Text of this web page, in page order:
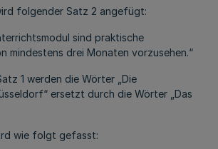
folgender Satz 2 angefügt:
sind praktische
mindestens drei Monaten vorzusehen.“
1 werden die Wörter „Die
ersetzt durch die Wörter „Das
wie folgt gefasst: